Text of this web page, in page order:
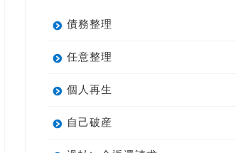
債務整理
任意整理
個人再生
自己破産